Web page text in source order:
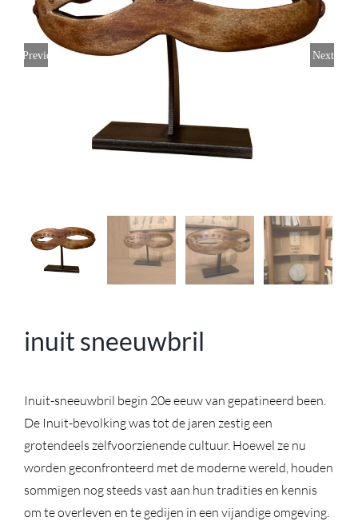
Previous Next
inuit sneeuwbril
Inuit-sneeuwbril begin 20e eeuw van gepatineerd been.
De Inuit-bevolking was tot de jaren zestig een
grotendeels zelfvoorzienende cultuur. Hoewel ze nu
worden geconfronteerd met de moderne wereld, houden
sommigen nog steeds vast aan hun tradities en kennis
om te overleven en te gedijen in een vijandige omgeving.